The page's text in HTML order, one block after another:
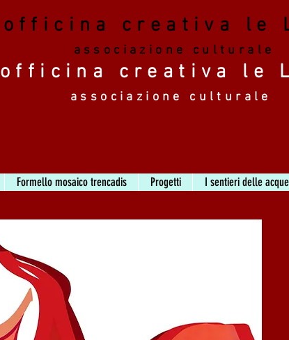
officina creativa le
associazione culturale
officina creativa le
associazione culturale
Formello mosaico trencadis Progetti I sentieri delle acque